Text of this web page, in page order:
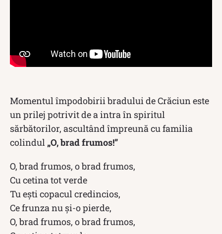
Momentul împodobirii bradului de Crăciun este
un prilej potrivit de a intra în spiritul
sărbătorilor, ascultând împreună cu familia
colindul „O, brad frumos!”
O, brad frumos, o brad frumos,
Cu cetina tot verde
Tu ești copacul credincios,
Ce frunza nu și-o pierde,
O, brad frumos, o brad frumos,